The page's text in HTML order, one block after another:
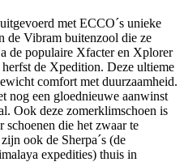
met ECCO´s unieke
de Vibram buitenzool die ze
de populaire Xfacter en Xplorer
de Xpedition. Deze ultieme
comfort met duurzaamheid.
nog een gloednieuwe aanwinst
Ook deze zomerklimschoen is
die het zwaar te
ook de Sherpa´s (de
expedities) thuis in